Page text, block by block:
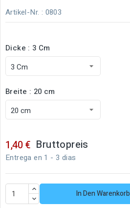
Artikel-Nr. : 0803
Dicke : 3 Cm
Breite : 20 cm
1,40 € Bruttopreis
Entrega en 1 - 3 dias
In Den Warenkorb